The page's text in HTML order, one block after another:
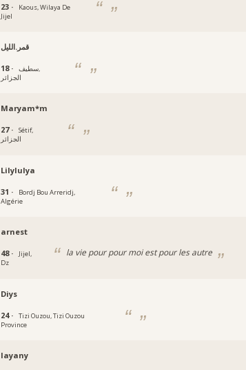
23 ·
Kaous, Wilaya De
Jijel
قمر.الليل
18 ·
سطيف‎,
الجزائر
Maryam*m
27 ·
Sétif,
الجزائر
Lilylulya
31 ·
Bordj Bou Arreridj,
Algérie
arnest
48 ·
Jijel,
Dz
la vie pour pour moi est pour les autre
Diys
24 ·
Tizi Ouzou, Tizi Ouzou
Province
layany